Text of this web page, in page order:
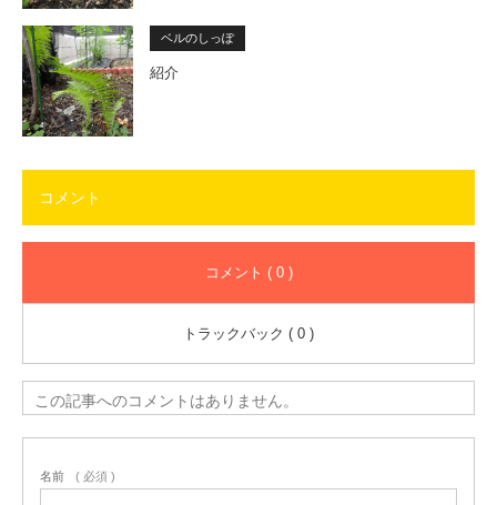
ベルのしっぽ
紹介
コメント
コメント ( 0 )
トラックバック ( 0 )
この記事へのコメントはありません。
名前 ( 必須 )